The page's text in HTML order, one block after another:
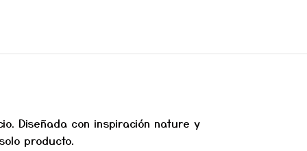
Diseñada con inspiración nature y
producto.